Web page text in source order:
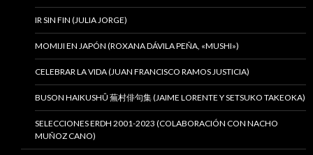
IR SIN FIN (JULIA JORGE)
MOMIJI EN JAPÓN (ROXANA DÁVILA PEÑA, «MUSHI»)
CELEBRAR LA VIDA (JUAN FRANCISCO RAMOS JUSTICIA)
BUSON HAIKUSHÛ 蕪村俳句集 (JAIME LORENTE Y SETSUKO TAKEOKA)
SELECCIONES ERDH 2001-2023 (COLABORACIÓN CON NACHO
MUÑOZ CANO)